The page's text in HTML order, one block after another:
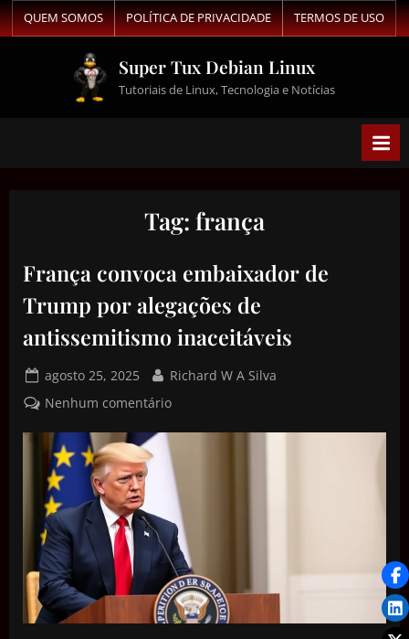
QUEM SOMOS POLÍTICA DE PRIVACIDADE TERMOS DE USO
Super Tux Debian Linux
Tutoriais de Linux, Tecnologia e Notícias
Tag: frança
França convoca embaixador de
Trump por alegações de
antissemitismo inaceitáveis
agosto 25, 2025
Richard W A Silva
Nenhum comentário